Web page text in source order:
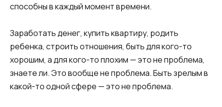
способны в каждый момент времени.
Заработать денег, купить квартиру, родить
ребенка, строить отношения, быть для кого-то
хорошим, а для кого-то плохим — это не проблема,
знаете ли. Это вообще не проблема. Быть зрелым в
какой-то одной сфере — это не проблема.